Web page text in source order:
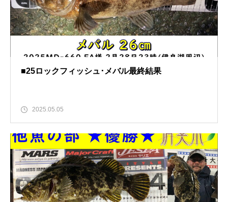
■25ロックフィッシュ･メバル最終結果
2025.05.05